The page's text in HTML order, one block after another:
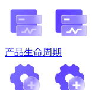
产品生命周期